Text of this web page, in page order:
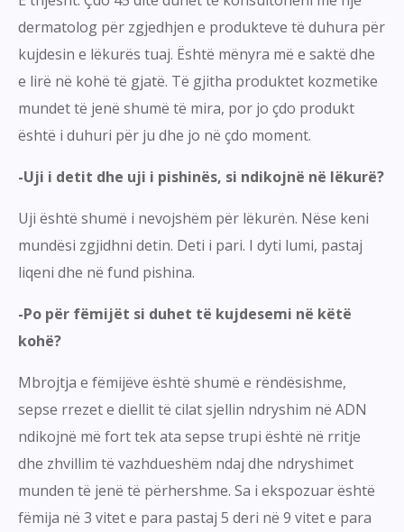
dermatolog për zgjedhjen e produkteve të duhura për
kujdesin e lëkurës tuaj. Është mënyra më e saktë dhe
e lirë në kohë të gjatë. Të gjitha produktet kozmetike
mundet të jenë shumë të mira, por jo çdo produkt
është i duhuri për ju dhe jo në çdo moment.
-Uji i detit dhe uji i pishinës, si ndikojnë në lëkurë?
Uji është shumë i nevojshëm për lëkurën. Nëse keni
mundësi zgjidhni detin. Deti i pari. I dyti lumi, pastaj
liqeni dhe në fund pishina.
-Po për fëmijët si duhet të kujdesemi në këtë
kohë?
Mbrojtja e fëmijëve është shumë e rëndësishme,
sepse rrezet e diellit të cilat sjellin ndryshim në ADN
ndikojnë më fort tek ata sepse trupi është në rritje
dhe zhvillim të vazhdueshëm ndaj dhe ndryshimet
munden të jenë të përhershme. Sa i ekspozuar është
fëmija në 3 vitet e para pastaj 5 deri në 9 vitet e para